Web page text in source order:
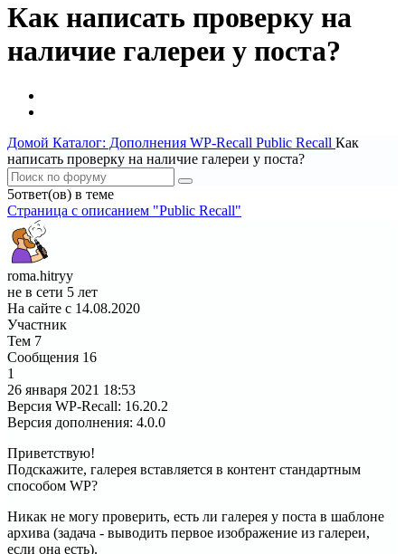
Как написать проверку на
наличие галереи у поста?
Домой Каталог: Дополнения WP-Recall Public Recall Как
написать проверку на наличие галереи у поста?
5ответ(ов) в теме
Страница c описанием "Public Recall"
roma.hitryy
не в сети 5 лет
На сайте с 14.08.2020
Участник
Тем 7
Сообщения 16
1
26 января 2021 18:53
Версия WP-Recall: 16.20.2
Версия дополнения: 4.0.0
Приветствую!
Подскажите, галерея вставляется в контент стандартным
способом WP?
Никак не могу проверить, есть ли галерея у поста в шаблоне
архива (задача - выводить первое изображение из галереи,
если она есть).